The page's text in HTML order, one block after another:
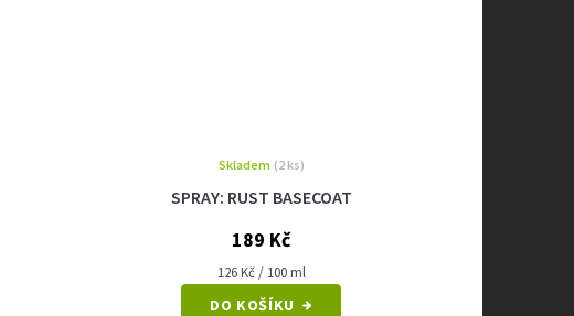
SPRAY: RUST BASECOAT
Skladem (2 ks)
189 Kč
Měrná
cena:
126 Kč / 100 ml
DO KOŠÍKU